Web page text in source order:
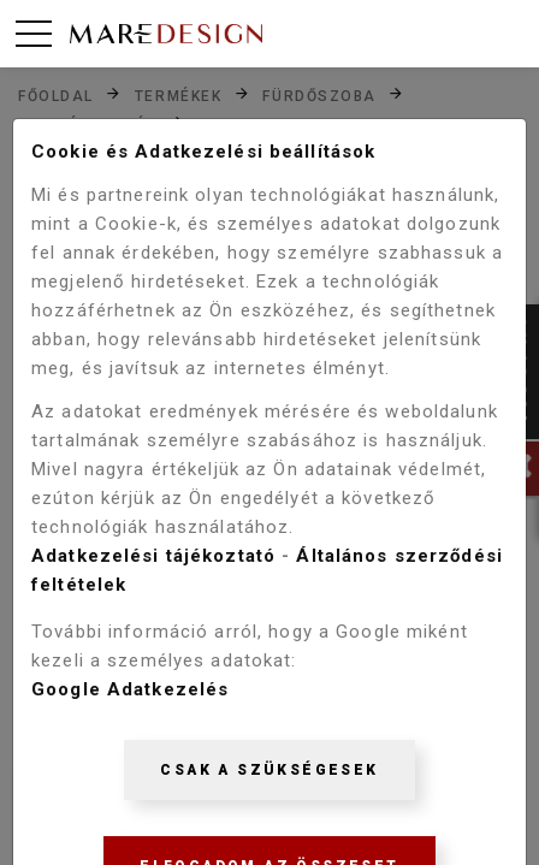
FŐOLDAL TERMÉKEK
FÜRDŐSZOBA
MOSDÓKAGYLÓK
WELLIS AZALEA MATT FEHÉR MOSDÓ WF00086
Cookie és Adatkezelési beállítások
Mi és partnereink olyan technológiákat használunk,
mint a Cookie-k, és személyes adatokat dolgozunk
fel annak érdekében, hogy személyre szabhassuk a
megjelenő hirdetéseket. Ezek a technológiák
hozzáférhetnek az Ön eszközéhez, és segíthetnek
abban, hogy relevánsabb hirdetéseket jelenítsünk
meg, és javítsuk az internetes élményt.
Az adatokat eredmények mérésére és weboldalunk
tartalmának személyre szabásához is használjuk.
Mivel nagyra értékeljük az Ön adatainak védelmét,
ezúton kérjük az Ön engedélyét a következő
technológiák használatához.
Adatkezelési tájékoztató -Általános szerződési
feltételek
További információ arról, hogy a Google miként
kezeli a személyes adatokat:
Google Adatkezelés
CSAK A SZÜKSÉGESEK